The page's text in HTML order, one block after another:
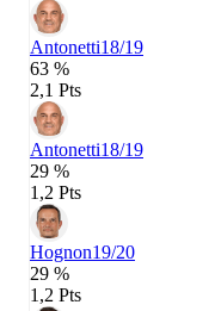
Antonetti18/19
63 %
2,1 Pts
Antonetti18/19
29 %
1,2 Pts
Hognon19/20
29 %
1,2 Pts